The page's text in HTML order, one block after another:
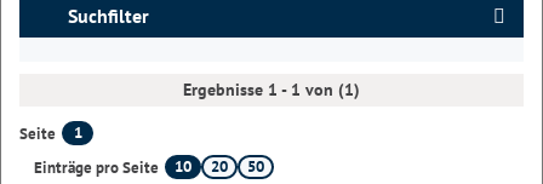
Suchfilter
Ergebnisse 1 - 1 von (1)
Seite
1
Einträge pro Seite
10 20 50